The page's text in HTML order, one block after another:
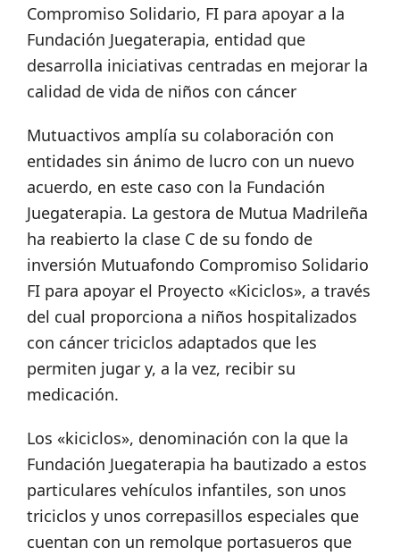
Compromiso Solidario, FI para apoyar a la
Fundación Juegaterapia, entidad que
desarrolla iniciativas centradas en mejorar la
calidad de vida de niños con cáncer
Mutuactivos amplía su colaboración con
entidades sin ánimo de lucro con un nuevo
acuerdo, en este caso con la Fundación
Juegaterapia. La gestora de Mutua Madrileña
ha reabierto la clase C de su fondo de
inversión Mutuafondo Compromiso Solidario
FI para apoyar el Proyecto «Kiciclos», a través
del cual proporciona a niños hospitalizados
con cáncer triciclos adaptados que les
permiten jugar y, a la vez, recibir su
medicación.
Los «kiciclos», denominación con la que la
Fundación Juegaterapia ha bautizado a estos
particulares vehículos infantiles, son unos
triciclos y unos correpasillos especiales que
cuentan con un remolque portasueros que